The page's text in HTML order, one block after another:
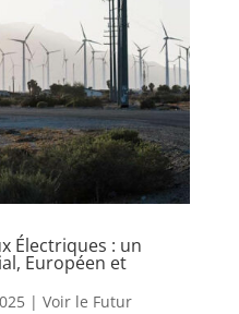
Électriques : un
Européen et
| Voir le Futur